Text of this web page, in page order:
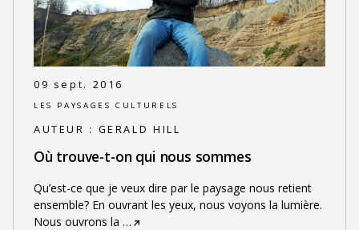
09 sept. 2016
LES PAYSAGES CULTURELS
AUTEUR : GERALD HILL
Où trouve-t-on qui nous sommes
Qu’est-ce que je veux dire par le paysage nous retient
ensemble? En ouvrant les yeux, nous voyons la lumière.
Nous ouvrons la …